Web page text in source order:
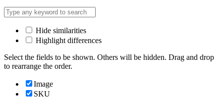
Hide similarities
Highlight differences
Select the fields to be shown. Others will be hidden. Drag and drop
to rearrange the order.
Image
SKU